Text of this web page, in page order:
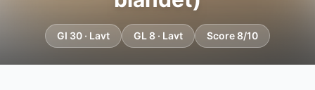
GI 30 · Lavt GL 8 · Lavt Score 8/10